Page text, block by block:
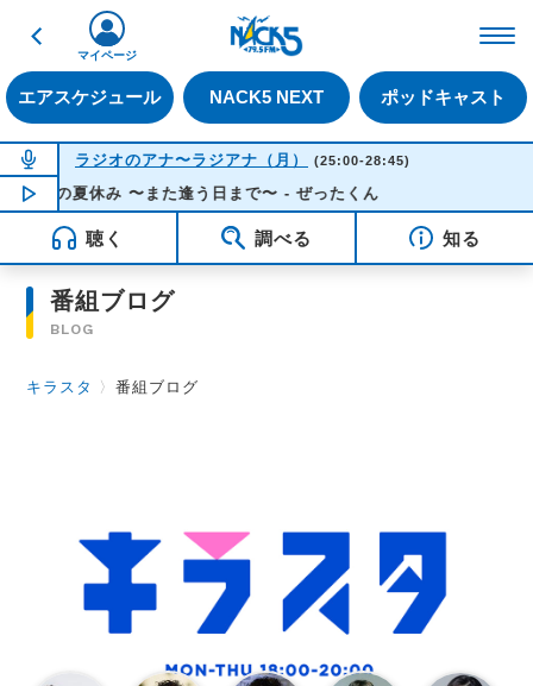
戻る
エアスケジュール NACK5 NEXT ポッドキャスト
マイページ
NOW ON AIR
ラジオのアナ〜ラジアナ（月） (25:00-28:45)
NOW PLAYING03:51
あの夏休み 〜また逢う日まで〜 - ぜったくん
聴く 調べる 知る
番組ブログ
BLOG
キラスタ 〉番組ブログ